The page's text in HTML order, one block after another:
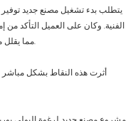
يتطلب بدء تشغيل مصنع جديد توفير
الفنية. وكان على العميل التأكد من
مما يقلل من تكاليف التنسيق والشكوك أثناء تنفيذ المشروع.
أثرت هذه النقاط بشكل